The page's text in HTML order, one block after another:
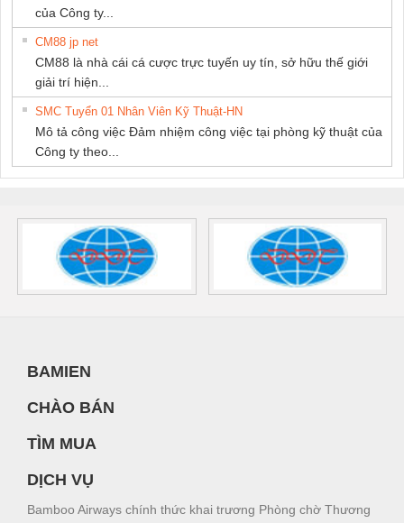
của Công ty...
CM88 jp net
CM88 là nhà cái cá cược trực tuyến uy tín, sở hữu thế giới
giải trí hiện...
SMC Tuyển 01 Nhân Viên Kỹ Thuật-HN
Mô tả công việc Đảm nhiệm công việc tại phòng kỹ thuật của
Công ty theo...
BAMIEN
CHÀO BÁN
TÌM MUA
DỊCH VỤ
Bamboo Airways chính thức khai trương Phòng chờ Thương